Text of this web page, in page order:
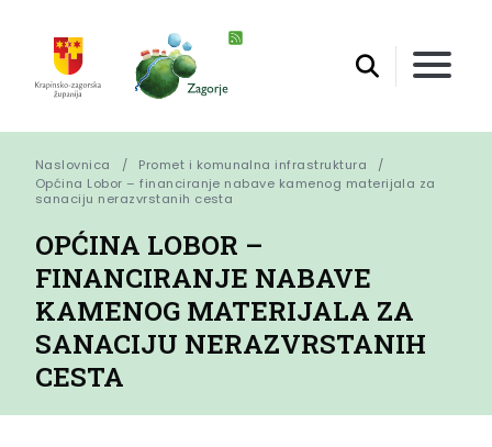
Naslovnica
Promet i komunalna infrastruktura
Općina Lobor – financiranje nabave kamenog materijala za
sanaciju nerazvrstanih cesta
OPĆINA LOBOR –
FINANCIRANJE NABAVE
KAMENOG MATERIJALA ZA
SANACIJU NERAZVRSTANIH
CESTA